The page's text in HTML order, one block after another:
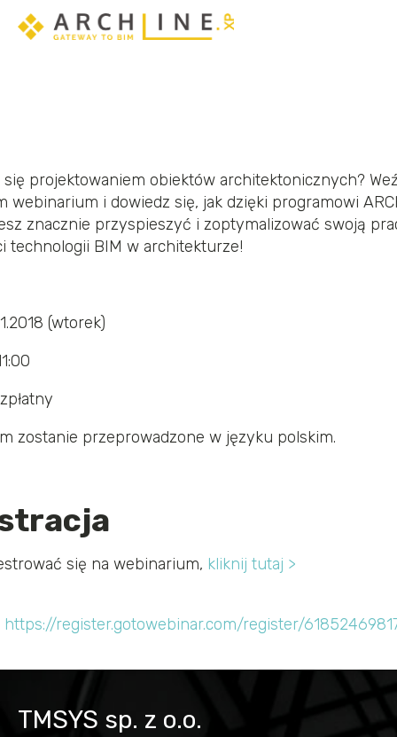
Poznaj Sketch Mode - tryb dedykowany edycji
projektowaniem obiektów architektonicznych?
webinarium i dowiedz się, jak dzięki programowi
znacznie przyspieszyć i zoptymalizować swoją
technologii BIM w architekturze!
(wtorek)
zostanie przeprowadzone w języku polskim.
się na webinarium, kliknij tutaj >
https://register.gotowebinar.com/register/
TMSYS sp. z o.o.